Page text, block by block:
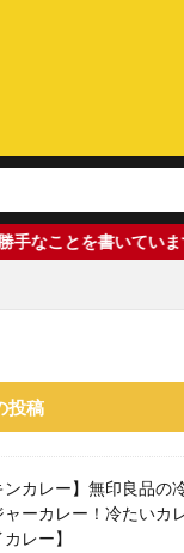
いますが、悪意はあり
投稿
ンカレー】無印良品の
ャーカレー！冷たいカ
カレー】